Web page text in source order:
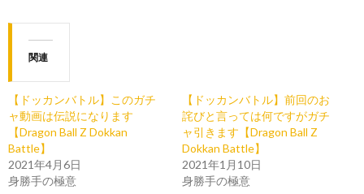
関連
【ドッカンバトル】このガチ
ャ動画は伝説になります
【Dragon Ball Z Dokkan
Battle】
2021年4月6日
身勝手の極意
【ドッカンバトル】前回のお
詫びと言っては何ですがガチ
ャ引きます【Dragon Ball Z
Dokkan Battle】
2021年1月10日
身勝手の極意